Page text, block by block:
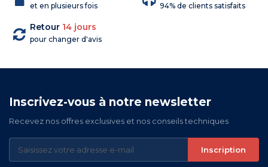
et en plusieurs fois 94% de clients satisfaits
Retour 14 jours
pour changer d'avis
Inscrivez-vous à notre newsletter
Recevez nos offres exclusives et nos conseils techniques
Inscription